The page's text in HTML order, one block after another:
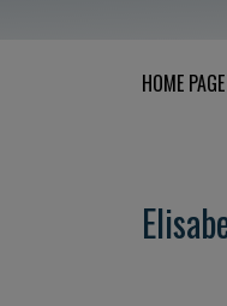
HOME PAGE